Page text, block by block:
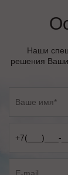
Наши
решения